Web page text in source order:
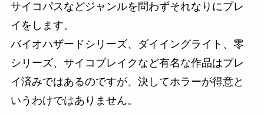
サイコパスなどジャンルを問わずそれなりにプレ
イをします。
バイオハザードシリーズ、ダイイングライト、零
シリーズ、サイコブレイクなど有名な作品はプレ
イ済みではあるのですが、決してホラーが得意と
いうわけではありません。